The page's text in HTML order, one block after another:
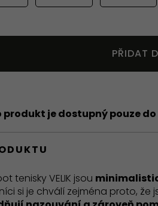
PŘIDAT
produkt je dostupný pouze
tenisky VELIK jsou
si je chválí zejména proto, že